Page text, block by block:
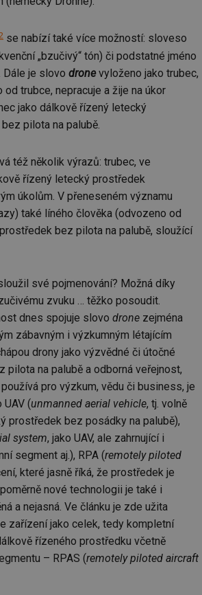
se nabízí také více možností: sloveso
„bzučivý“ tón) či podstatné jméno
Dále je slovo dronevyloženo jako trubec,
trubce, nepracuje a žije na úkor
jako dálkově řízený letecký
pilota na palubě.
též několik výrazů: trubec, ve
řízený letecký prostředek
úkolům. V přeneseném významu
také líného člověka (odvozeno od
bez pilota na palubě, sloužící
své pojmenování? Možná díky
zvuku … těžko posoudit.
dnes spojuje slovo drone zejména
zábavným i výzkumným létajícím
drony jako výzvědné či útočné
pilota na palubě a odborná veřejnost,
pro výzkum, vědu či business, je
(unmanned aerial vehicle, tj. volně
prostředek bez posádky na palubě),
system, jako UAV, ale zahrnující i
segment aj.), RPA (remotely piloted
které jasně říká, že prostředek je
nové technologii je také i
a nejasná. Ve článku je zde užita
zařízení jako celek, tedy kompletní
řízeného prostředku včetně
– RPAS (remotely piloted aircraft